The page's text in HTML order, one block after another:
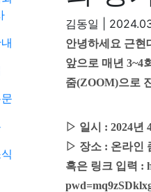
김동일
안녕하세요 근현
앞으로 매년 3~4
줌(ZOOM)으로
▷ 일시 : 2024년
▷ 장소 : 온라인
혹은 링크 입력 :